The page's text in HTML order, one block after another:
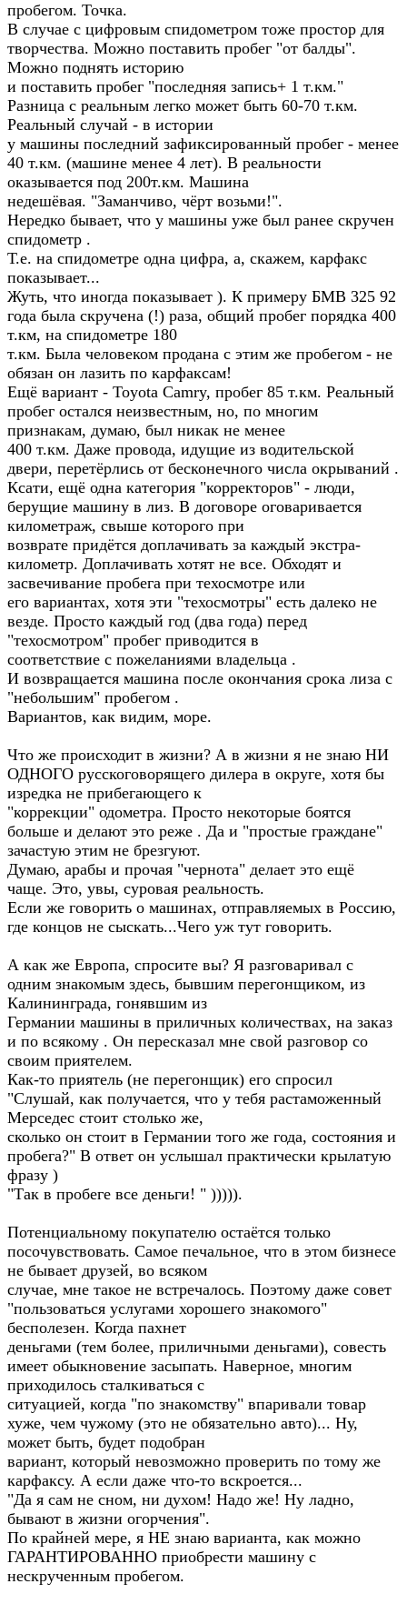
пробегом. Точка.
В случае с цифровым спидометром тоже простор для
творчества. Можно поставить пробег "от балды".
Можно поднять историю
и поставить пробег "последняя запись+ 1 т.км."
Разница с реальным легко может быть 60-70 т.км.
Реальный случай - в истории
у машины последний зафиксированный пробег - менее
40 т.км. (машине менее 4 лет). В реальности
оказывается под 200т.км. Машина
недешёвая. "Заманчиво, чёрт возьми!".
Нередко бывает, что у машины уже был ранее скручен
спидометр .
Т.е. на спидометре одна цифра, а, скажем, карфакс
показывает...
Жуть, что иногда показывает ). К примеру БМВ 325 92
года была скручена (!) раза, общий пробег порядка 400
т.км, на спидометре 180
т.км. Была человеком продана с этим же пробегом - не
обязан он лазить по карфаксам!
Ещё вариант - Toyota Camry, пробег 85 т.км. Реальный
пробег остался неизвестным, но, по многим
признакам, думаю, был никак не менее
400 т.км. Даже провода, идущие из водительской
двери, перетёрлись от бесконечного числа окрываний .
Ксати, ещё одна категория "корректоров" - люди,
берущие машину в лиз. В договоре оговаривается
километраж, свыше которого при
возврате придётся доплачивать за каждый экстра-
километр. Доплачивать хотят не все. Обходят и
засвечивание пробега при техосмотре или
его вариантах, хотя эти "техосмотры" есть далеко не
везде. Просто каждый год (два года) перед
"техосмотром" пробег приводится в
соответствие с пожеланиями владельца .
И возвращается машина после окончания срока лиза с
"небольшим" пробегом .
Вариантов, как видим, море.
Что же происходит в жизни? А в жизни я не знаю НИ
ОДНОГО русскоговорящего дилера в округе, хотя бы
изредка не прибегающего к
"коррекции" одометра. Просто некоторые боятся
больше и делают это реже . Да и "простые граждане"
зачастую этим не брезгуют.
Думаю, арабы и прочая "чернота" делает это ещё
чаще. Это, увы, суровая реальность.
Если же говорить о машинах, отправляемых в Россию,
где концов не сыскать...Чего уж тут говорить.
А как же Европа, спросите вы? Я разговаривал с
одним знакомым здесь, бывшим перегонщиком, из
Калининграда, гонявшим из
Германии машины в приличных количествах, на заказ
и по всякому . Он пересказал мне свой разговор со
своим приятелем.
Как-то приятель (не перегонщик) его спросил
"Слушай, как получается, что у тебя растаможенный
Мерседес стоит столько же,
сколько он стоит в Германии того же года, состояния и
пробега?" В ответ он услышал практически крылатую
фразу )
"Так в пробеге все деньги! " ))))).
Потенциальному покупателю остаётся только
посочувствовать. Самое печальное, что в этом бизнесе
не бывает друзей, во всяком
случае, мне такое не встречалось. Поэтому даже совет
"пользоваться услугами хорошего знакомого"
бесполезен. Когда пахнет
деньгами (тем более, приличными деньгами), совесть
имеет обыкновение засыпать. Наверное, многим
приходилось сталкиваться с
ситуацией, когда "по знакомству" впаривали товар
хуже, чем чужому (это не обязательно авто)... Ну,
может быть, будет подобран
вариант, который невозможно проверить по тому же
карфаксу. А если даже что-то вскроется...
"Да я сам не сном, ни духом! Надо же! Ну ладно,
бывают в жизни огорчения".
По крайней мере, я НЕ знаю варианта, как можно
ГАРАНТИРОВАННО приобрести машину с
нескрученным пробегом.